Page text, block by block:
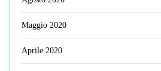
Maggio 2020
Aprile 2020